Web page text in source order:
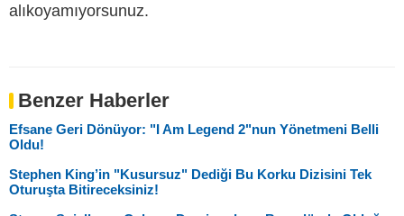
alıkoyamıyorsunuz.
Benzer Haberler
Efsane Geri Dönüyor: "I Am Legend 2"nun Yönetmeni Belli
Oldu!
Stephen King’in "Kusursuz" Dediği Bu Korku Dizisini Tek
Oturuşta Bitireceksiniz!